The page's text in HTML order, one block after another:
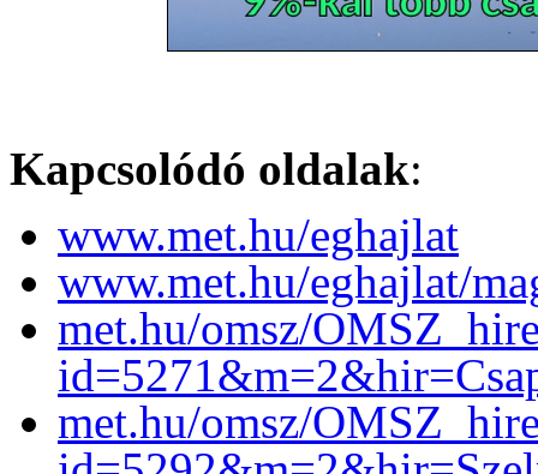
Kapcsolódó oldalak:
www.met.hu/eghajlat
www.met.hu/eghajlat/
met.hu/omsz/
met.hu/omsz/